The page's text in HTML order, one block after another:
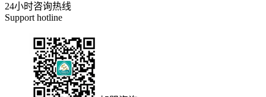
24小时咨询热线
Support hotline